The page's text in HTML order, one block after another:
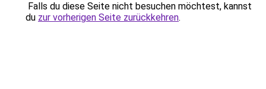
Falls du diese Seite nicht besuchen möchtest, kannst
du zur vorherigen Seite zurückkehren.